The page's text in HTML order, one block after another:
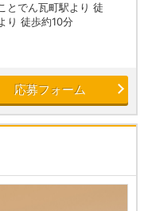
とでん瓦町駅より 徒
り 徒歩約10分
応募フォーム